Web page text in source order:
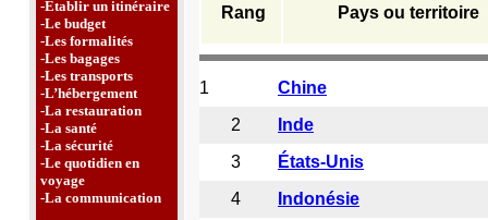
-Établir un itinéraire
-Le budget
-Les formalités
-Les bagages
-Les transports
-L’hébergement
-La restauration
-La santé
-La sécurité
-Le quotidien en
voyage
-La communication
Rang Pays ou territoire
1
Chine
2
Inde
3
États-Unis
4
Indonésie